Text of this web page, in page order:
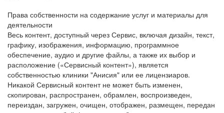
Права собственности на содержание услуг и материалы для
деятельности
Весь контент, доступный через Сервис, включая дизайн, текст,
графику, изображения, информацию, программное
обеспечение, аудио и другие файлы, а также их выбор и
расположение («Сервисный контент»), является
собственностью клиники "Анисия" или ее лицензиаров.
Никакой Сервисный контент не может быть изменен,
скопирован, распространен, обрамлен, воспроизведен,
переиздан, загружен, очищен, отображен, размещен, передан